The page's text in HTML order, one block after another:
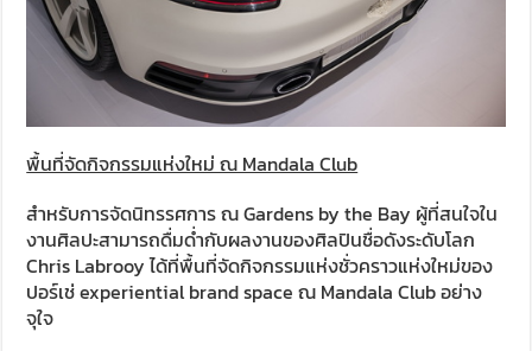
พื้นที่จัดกิจกรรมแห่งใหม่ ณ Mandala Club
สำหรับการจัดนิทรรศการ ณ Gardens by the Bay ผู้ที่สนใจใน
งานศิลปะสามารถดื่มด่ำกับผลงานของศิลปินชื่อดังระดับโลก
Chris Labrooy ได้ที่พื้นที่จัดกิจกรรมแห่งชั่วคราวแห่งใหม่ของ
ปอร์เช่ experiential brand space ณ Mandala Club อย่าง
จุใจ